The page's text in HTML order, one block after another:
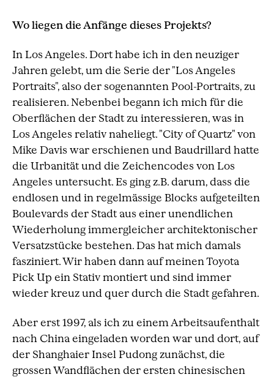
Wo liegen die Anfänge dieses Projekts?
In Los Angeles. Dort habe ich in den neuziger
Jahren gelebt, um die Serie der "Los Angeles
Portraits", also der sogenannten Pool-Portraits, zu
realisieren. Nebenbei begann ich mich für die
Oberflächen der Stadt zu interessieren, was in
Los Angeles relativ naheliegt. "City of Quartz" von
Mike Davis war erschienen und Baudrillard hatte
die Urbanität und die Zeichencodes von Los
Angeles untersucht. Es ging z.B. darum, dass die
endlosen und in regelmässige Blocks aufgeteilten
Boulevards der Stadt aus einer unendlichen
Wiederholung immergleicher architektonischer
Versatzstücke bestehen. Das hat mich damals
fasziniert. Wir haben dann auf meinen Toyota
Pick Up ein Stativ montiert und sind immer
wieder kreuz und quer durch die Stadt gefahren.
Aber erst 1997, als ich zu einem Arbeitsaufenthalt
nach China eingeladen worden war und dort, auf
der Shanghaier Insel Pudong zunächst, die
grossen Wandflächen der ersten chinesischen